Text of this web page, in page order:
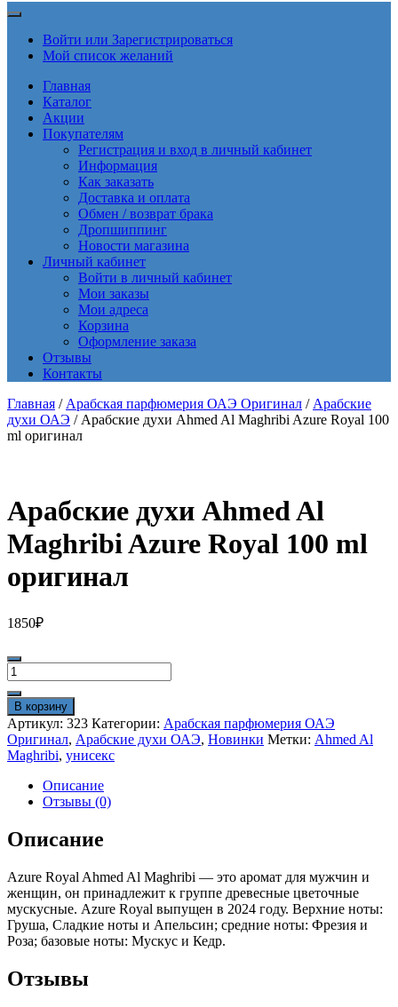
Войти или Зарегистрироваться
Мой список желаний
Главная
Каталог
Акции
Покупателям
Регистрация и вход в личный кабинет
Информация
Как заказать
Доставка и оплата
Обмен / возврат брака
Дропшиппинг
Новости магазина
Личный кабинет
Войти в личный кабинет
Мои заказы
Мои адреса
Корзина
Оформление заказа
Отзывы
Контакты
Главная / Арабская парфюмерия ОАЭ Оригинал / Арабские
духи ОАЭ / Арабские духи Ahmed Al Maghribi Azure Royal 100
ml оригинал
Арабские духи Ahmed Al
Maghribi Azure Royal 100 ml
оригинал
1850₽
Количество
товара
Арабские
духи
Ahmed
Al
Maghribi
Azure
Royal
ml
оригинал
В корзину
Артикул: 323 Категории: Арабская парфюмерия ОАЭ
Оригинал, Арабские духи ОАЭ, Новинки Метки: Ahmed Al
Maghribi, унисекс
Описание
Отзывы (0)
Описание
Azure Royal Ahmed Al Maghribi — это аромат для мужчин и
женщин, он принадлежит к группе древесные цветочные
мускусные. Azure Royal выпущен в 2024 году. Верхние ноты:
Груша, Сладкие ноты и Апельсин; средние ноты: Фрезия и
Роза; базовые ноты: Мускус и Кедр.
Отзывы